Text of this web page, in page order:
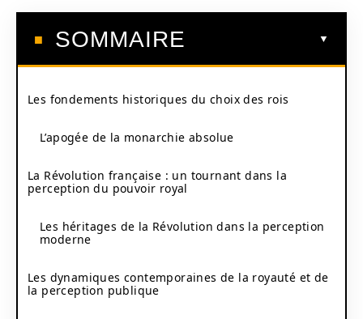
SOMMAIRE
Les fondements historiques du choix des rois
L’apogée de la monarchie absolue
La Révolution française : un tournant dans la
perception du pouvoir royal
Les héritages de la Révolution dans la perception
moderne
Les dynamiques contemporaines de la royauté et de
la perception publique